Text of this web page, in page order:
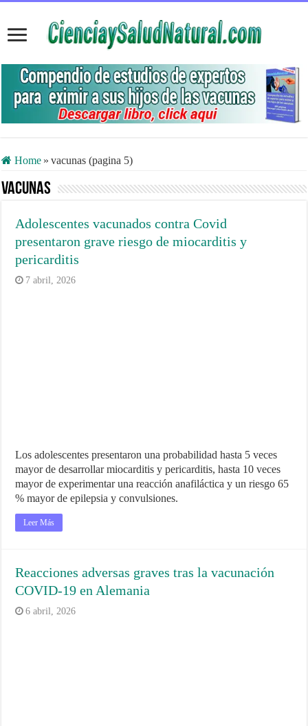
Home » vacunas (pagina 5)
vacunas
Adolescentes vacunados contra Covid
presentaron grave riesgo de miocarditis y
pericarditis
7 abril, 2026
Los adolescentes presentaron una probabilidad hasta 5 veces
mayor de desarrollar miocarditis y pericarditis, hasta 10 veces
mayor de experimentar una reacción anafiláctica y un riesgo 65
% mayor de epilepsia y convulsiones.
Leer Más
Reacciones adversas graves tras la vacunación
COVID‑19 en Alemania
6 abril, 2026